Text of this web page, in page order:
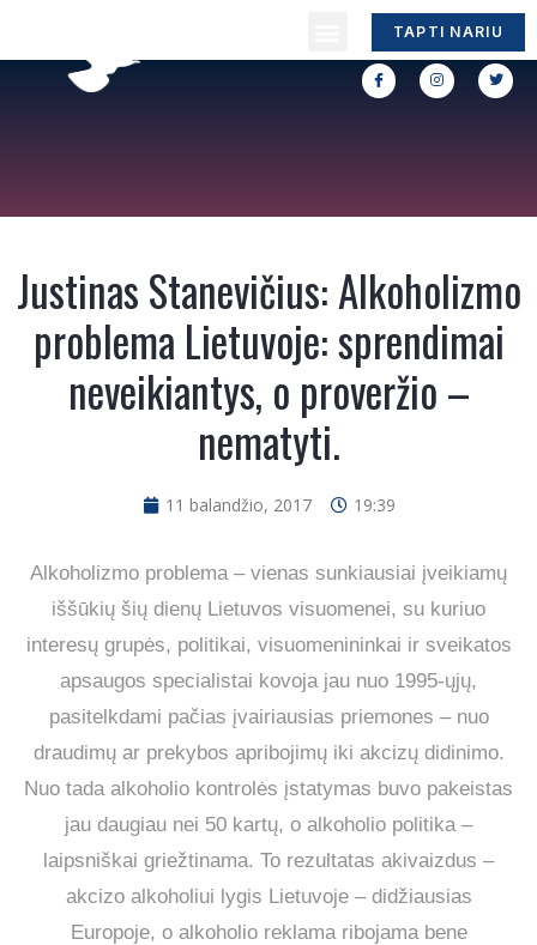
TAPTI NARIU
Justinas Stanevičius: Alkoholizmo
problema Lietuvoje: sprendimai
neveikiantys, o proveržio –
nematyti.
11 balandžio, 2017 19:39
Alkoholizmo problema – vienas sunkiausiai įveikiamų
iššūkių šių dienų Lietuvos visuomenei, su kuriuo
interesų grupės, politikai, visuomenininkai ir sveikatos
apsaugos specialistai kovoja jau nuo 1995-ųjų,
pasitelkdami pačias įvairiausias priemones – nuo
draudimų ar prekybos apribojimų iki akcizų didinimo.
Nuo tada alkoholio kontrolės įstatymas buvo pakeistas
jau daugiau nei 50 kartų, o alkoholio politika –
laipsniškai griežtinama. To rezultatas akivaizdus –
akcizo alkoholiui lygis Lietuvoje – didžiausias
Europoje, o alkoholio reklama ribojama bene